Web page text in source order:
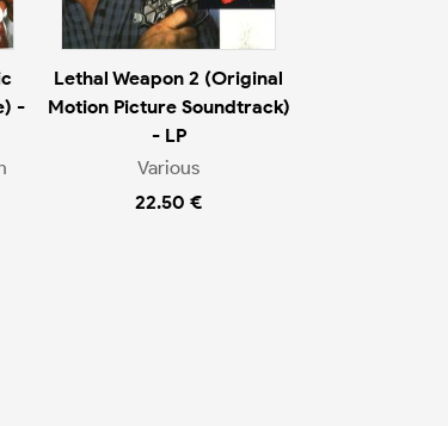
-
Lethal Weapon 2 (Original
Motion Picture Soundtrack)
- LP
Various
22.50 €